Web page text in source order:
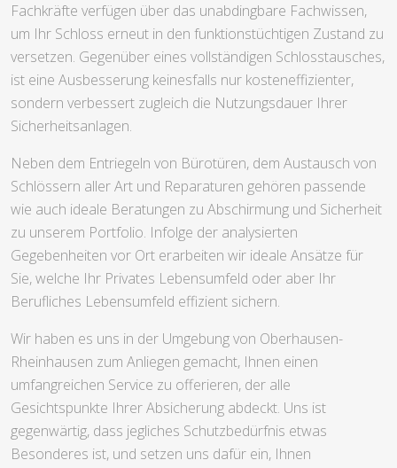
Fachkräfte verfügen über das unabdingbare Fachwissen,
um Ihr Schloss erneut in den funktionstüchtigen Zustand zu
versetzen. Gegenüber eines vollständigen Schlosstausches,
ist eine Ausbesserung keinesfalls nur kosteneffizienter,
sondern verbessert zugleich die Nutzungsdauer Ihrer
Sicherheitsanlagen.
Neben dem Entriegeln von Bürotüren, dem Austausch von
Schlössern aller Art und Reparaturen gehören passende
wie auch ideale Beratungen zu Abschirmung und Sicherheit
zu unserem Portfolio. Infolge der analysierten
Gegebenheiten vor Ort erarbeiten wir ideale Ansätze für
Sie, welche Ihr Privates Lebensumfeld oder aber Ihr
Berufliches Lebensumfeld effizient sichern.
Wir haben es uns in der Umgebung von Oberhausen-
Rheinhausen zum Anliegen gemacht, Ihnen einen
umfangreichen Service zu offerieren, der alle
Gesichtspunkte Ihrer Absicherung abdeckt. Uns ist
gegenwärtig, dass jegliches Schutzbedürfnis etwas
Besonderes ist, und setzen uns dafür ein, Ihnen